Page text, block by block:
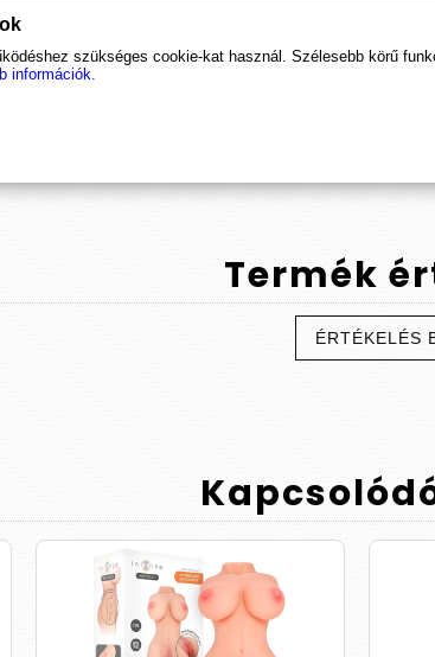
Termék
ÉRTÉKELÉS
szükséges cookie-kat használ. Szélesebb körű
információk.